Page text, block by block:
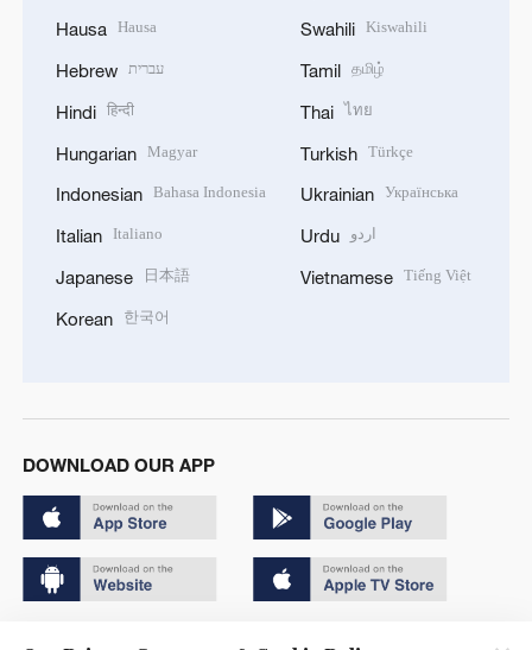
Hausa Hausa
Hebrew עברית
Hindi हिन्दी
Hungarian Magyar
Indonesian Bahasa Indonesia
Italian Italiano
Japanese 日本語
Korean 한국어
Swahili Kiswahili
Tamil தமிழ்
Thai ไทย
Turkish Türkçe
Ukrainian Українська
Urdu اردو
Vietnamese Tiếng Việt
DOWNLOAD OUR APP